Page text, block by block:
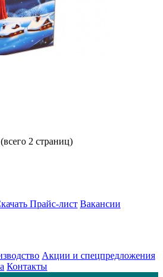
2 страниц)
Прайс-лист Вакансии
Акции и спецпредложения
Контакты